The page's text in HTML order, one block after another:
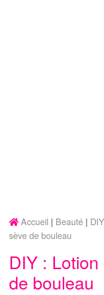
Accueil Beauté
sève de bouleau
DIY :
de bouleau